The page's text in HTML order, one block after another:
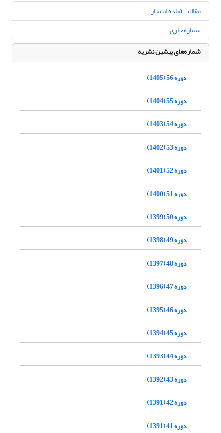
مقالات آماده انتشار
شماره جاری
شماره‌های پیشین نشریه
دوره 56 (1405)
دوره 55 (1404)
دوره 54 (1403)
دوره 53 (1402)
دوره 52 (1401)
دوره 51 (1400)
دوره 50 (1399)
دوره 49 (1398)
دوره 48 (1397)
دوره 47 (1396)
دوره 46 (1395)
دوره 45 (1394)
دوره 44 (1393)
دوره 43 (1392)
دوره 42 (1391)
دوره 41 (1391)